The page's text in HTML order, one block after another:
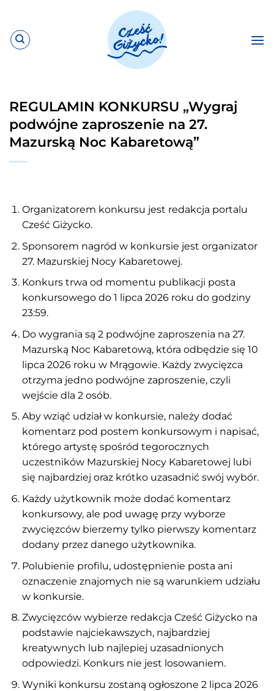
zawartości
REGULAMIN KONKURSU „Wygraj
podwójne zaproszenie na 27.
Mazurską Noc Kabaretową”
Organizatorem konkursu jest redakcja portalu
Cześć Giżycko.
Sponsorem nagród w konkursie jest organizator
27. Mazurskiej Nocy Kabaretowej.
Konkurs trwa od momentu publikacji posta
konkursowego do 1 lipca 2026 roku do godziny
23:59.
Do wygrania są 2 podwójne zaproszenia na 27.
Mazurską Noc Kabaretową, która odbędzie się 10
lipca 2026 roku w Mrągowie. Każdy zwycięzca
otrzyma jedno podwójne zaproszenie, czyli
wejście dla 2 osób.
Aby wziąć udział w konkursie, należy dodać
komentarz pod postem konkursowym i napisać,
którego artystę spośród tegorocznych
uczestników Mazurskiej Nocy Kabaretowej lubi
się najbardziej oraz krótko uzasadnić swój wybór.
Każdy użytkownik może dodać komentarz
konkursowy, ale pod uwagę przy wyborze
zwycięzców bierzemy tylko pierwszy komentarz
dodany przez danego użytkownika.
Polubienie profilu, udostępnienie posta ani
oznaczenie znajomych nie są warunkiem udziału
w konkursie.
Zwycięzców wybierze redakcja Cześć Giżycko na
podstawie najciekawszych, najbardziej
kreatywnych lub najlepiej uzasadnionych
odpowiedzi. Konkurs nie jest losowaniem.
Wyniki konkursu zostaną ogłoszone 2 lipca 2026